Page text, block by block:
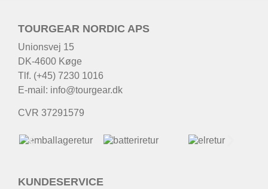
TOURGEAR NORDIC APS
Unionsvej 15
DK-4600 Køge
Tlf. (+45) 7230 1016
E-mail: info@tourgear.dk
CVR 37291579
KUNDESERVICE